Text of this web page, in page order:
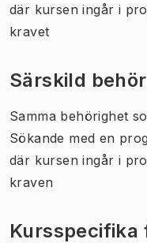
där kursen ingår i
kravet
Särskild
Samma behörighet
Sökande med en
där kursen ingår i
kraven
Kursspecifika